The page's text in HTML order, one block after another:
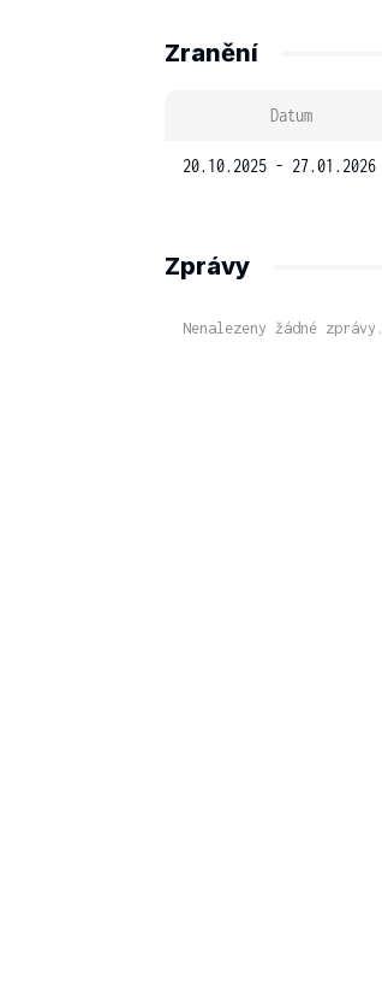
Zranění
Datum
20.10.2025 - 27.01.2026
Zprávy
Nenalezeny žádné zprávy.